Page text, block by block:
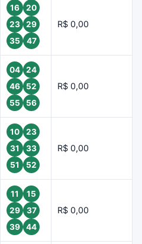
16
20
23
29
35
47
R$ 0,00
04
24
46
52
55
56
R$ 0,00
10
23
31
33
51
52
R$ 0,00
11
15
29
37
39
44
R$ 0,00